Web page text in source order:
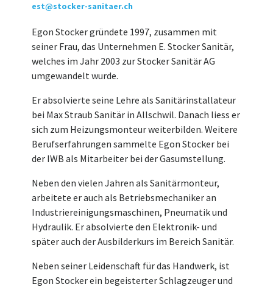
est@stocker-sanitaer.ch
Egon Stocker gründete 1997, zusammen mit
seiner Frau, das Unternehmen E. Stocker Sanitär,
welches im Jahr 2003 zur Stocker Sanitär AG
umgewandelt wurde.
Er absolvierte seine Lehre als Sanitärinstallateur
bei Max Straub Sanitär in Allschwil. Danach liess er
sich zum Heizungsmonteur weiterbilden. Weitere
Berufserfahrungen sammelte Egon Stocker bei
der IWB als Mitarbeiter bei der Gasumstellung.
Neben den vielen Jahren als Sanitärmonteur,
arbeitete er auch als Betriebsmechaniker an
Industriereinigungsmaschinen, Pneumatik und
Hydraulik. Er absolvierte den Elektronik- und
später auch der Ausbilderkurs im Bereich Sanitär.
Neben seiner Leidenschaft für das Handwerk, ist
Egon Stocker ein begeisterter Schlagzeuger und